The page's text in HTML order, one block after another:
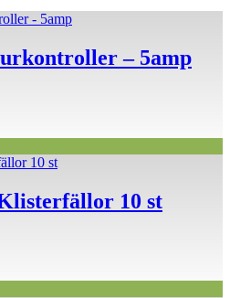
– 5amp
10 st